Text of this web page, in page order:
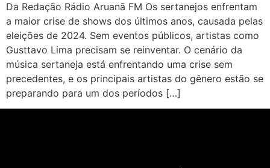
Da Redação Rádio Aruanã FM Os sertanejos enfrentam
a maior crise de shows dos últimos anos, causada pelas
eleições de 2024. Sem eventos públicos, artistas como
Gusttavo Lima precisam se reinventar. O cenário da
música sertaneja está enfrentando uma crise sem
precedentes, e os principais artistas do gênero estão se
preparando para um dos períodos […]